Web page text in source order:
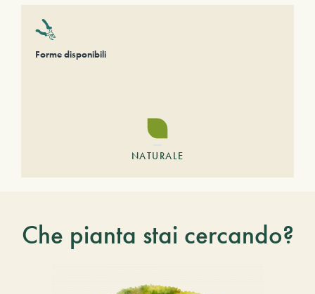
Forme disponibili
NATURALE
Che pianta stai cercando?